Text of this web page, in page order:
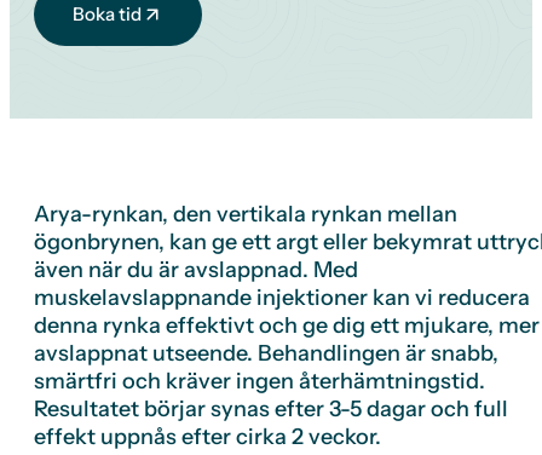
Boka tid
Arya-rynkan, den vertikala rynkan mellan
ögonbrynen, kan ge ett argt eller bekymrat
även när du är avslappnad. Med
muskelavslappnande injektioner kan vi reducera
denna rynka effektivt och ge dig ett mjukare, mer
avslappnat utseende. Behandlingen är snabb,
smärtfri och kräver ingen återhämtningstid.
Resultatet börjar synas efter 3-5 dagar och full
effekt uppnås efter cirka 2 veckor.